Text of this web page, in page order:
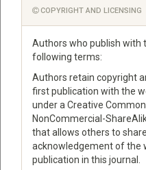
COPYRIGHT AND LICENSING
Authors who publish with
following terms:
Authors retain copyright
first publication with the
under a Creative
NonCommercial-
that allows others to
acknowledgement of the
publication in this journal.